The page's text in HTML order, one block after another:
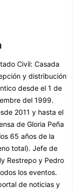
Civil: Casada
y distribución
desde el 1 de
del 1999.
2011 y hasta el
de Gloria Peña
65 años de la
total). Jefe de
Restrepo y Pedro
los eventos.
de noticias y